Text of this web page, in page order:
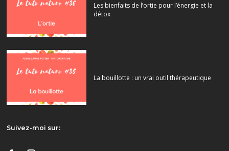
Les bienfaits de l’ortie pour l’énergie et la
détox
La bouillotte : un vrai outil thérapeutique
Suivez-moi sur: